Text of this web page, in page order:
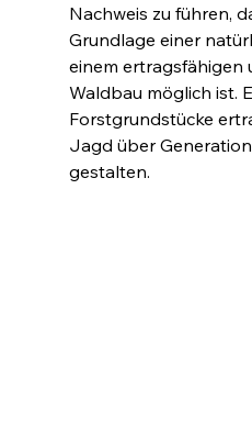
Nachweis zu führen,
Grundlage einer
einem ertragsfähigen
Waldbau möglich ist.
Forstgrundstücke
Jagd über
gestalten.